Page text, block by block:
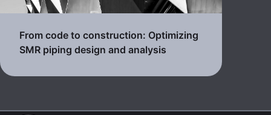
From code to construction: Optimizing
SMR piping design and analysis